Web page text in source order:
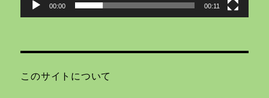
00:00 00:11
このサイトについて